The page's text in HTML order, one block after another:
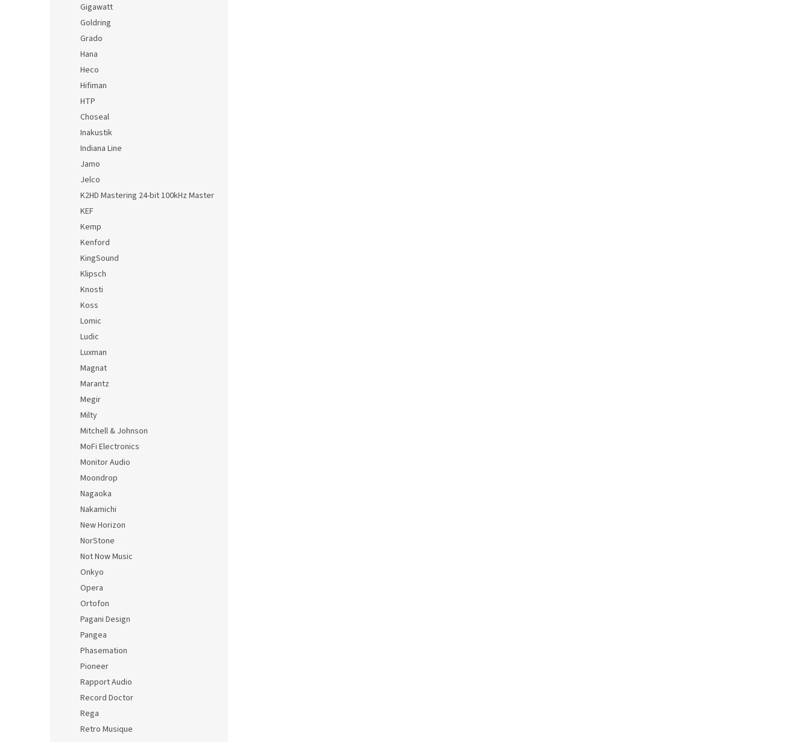
Gigawatt
Goldring
Grado
Hana
Heco
Hifiman
HTP
Choseal
Inakustik
Indiana Line
Jamo
Jelco
K2HD Mastering 24-bit 100kHz Master
KEF
Kemp
Kenford
KingSound
Klipsch
Knosti
Koss
Lomic
Ludic
Luxman
Magnat
Marantz
Megir
Milty
Mitchell & Johnson
MoFi Electronics
Monitor Audio
Moondrop
Nagaoka
Nakamichi
New Horizon
NorStone
Not Now Music
Onkyo
Opera
Ortofon
Pagani Design
Pangea
Phasemation
Pioneer
Rapport Audio
Record Doctor
Rega
Retro Musique